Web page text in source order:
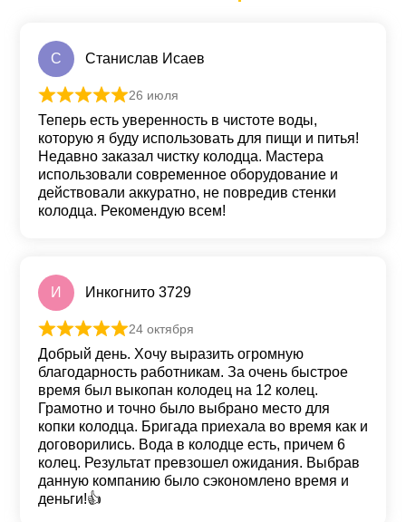
С Станислав Исаев
Оценка
26 июля
Теперь есть уверенность в чистоте воды,
которую я буду использовать для пищи и питья!
Недавно заказал чистку колодца. Мастера
использовали современное оборудование и
действовали аккуратно, не повредив стенки
колодца. Рекомендую всем!
И Инкогнито 3729
Оценка
24 октября
Добрый день. Хочу выразить огромную
благодарность работникам. За очень быстрое
время был выкопан колодец на 12 колец.
Грамотно и точно было выбрано место для
копки колодца. Бригада приехала во время как и
договорились. Вода в колодце есть, причем 6
колец. Результат превзошел ожидания. Выбрав
данную компанию было сэкономлено время и
деньги!👍